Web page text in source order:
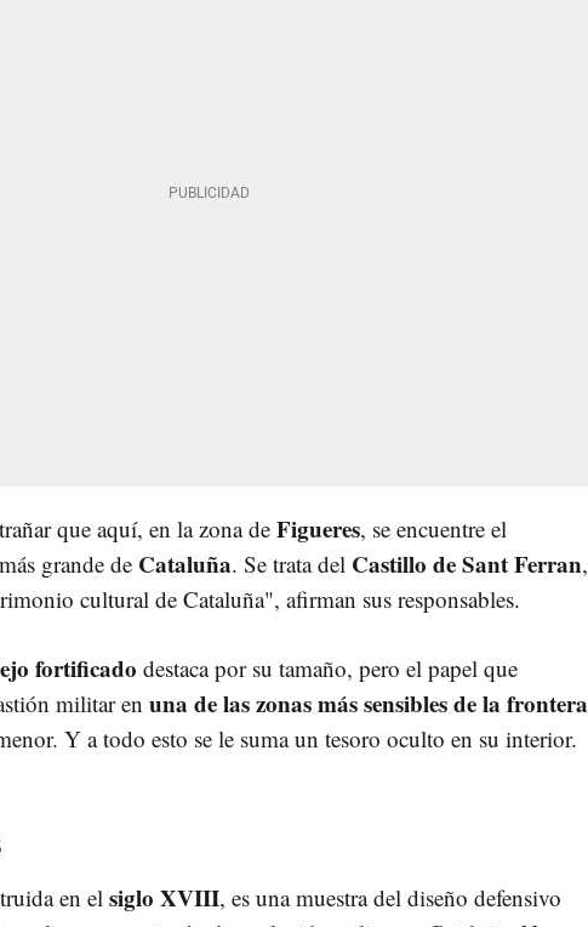
que aquí, en la zona deFigueres, se encuentre el
grande de Cataluña. Se trata del Castillo de Sant Ferran,
cultural de Cataluña", afirman sus responsables.
fortificado destaca por su tamaño, pero el papel que
militar en una de las zonas más sensibles de la frontera
Y a todo esto se le suma un tesoro oculto en su interior.
en el siglo XVIII, es una muestra del diseño defensivo